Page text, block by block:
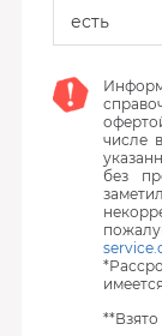
есть
числе
без